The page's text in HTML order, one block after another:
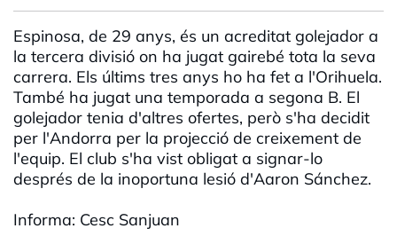
Espinosa, de 29 anys, és un acreditat golejador a
la tercera divisió on ha jugat gairebé tota la seva
carrera. Els últims tres anys ho ha fet a l'Orihuela.
També ha jugat una temporada a segona B. El
golejador tenia d'altres ofertes, però s'ha decidit
per l'Andorra per la projecció de creixement de
l'equip. El club s'ha vist obligat a signar-lo
després de la inoportuna lesió d'Aaron Sánchez.
Informa: Cesc Sanjuan